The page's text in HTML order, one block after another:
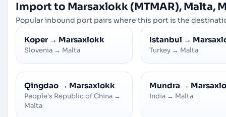
Import to Marsaxlokk (MTMAR), Malta,
Popular inbound port pairs where this port is the
Koper → Marsaxlokk
Slovenia → Malta
Istanbul →
Turkey → Malta
Qingdao → Marsaxlokk
People's Republic of China →
Malta
Mundra →
India → Malta